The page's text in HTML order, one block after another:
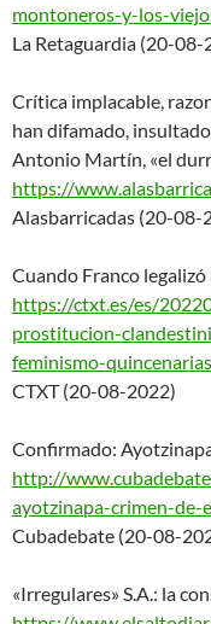
montoneros-y-los-
La Retaguardia (20-08-
Crítica implacable,
han difamado,
Antonio Martín, «el
https://
Alasbarricadas (20-08-
Cuando Franco
https://ctxt.es/es/
prostitucion-
feminismo-
CTXT (20-08-2022)
Confirmado:
http://
ayotzinapa-crimen-de-
Cubadebate (20-08-
«Irregulares» S.A.: la